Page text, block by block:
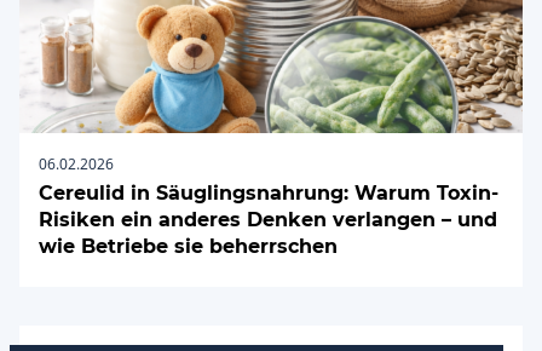
06.02.2026
Cereulid in Säuglingsnahrung: Warum Toxin-
Risiken ein anderes Denken verlangen – und
wie Betriebe sie beherrschen